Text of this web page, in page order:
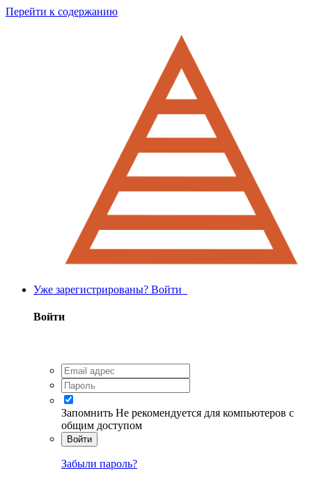
Перейти к содержанию
Уже зарегистрированы? Войти
Войти
Запомнить Не рекомендуется для компьютеров с
общим доступом
Войти
Забыли пароль?